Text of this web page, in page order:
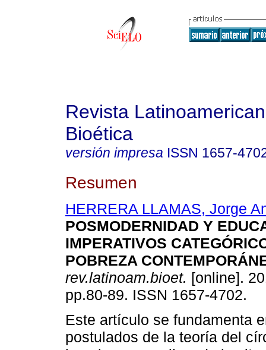
Revista
Bioética
versión impresa ISSN 1657-
Resumen
HERRERA LLAMAS, Jorge
POSMODERNIDAD Y
IMPERATIVOS
POBREZA
rev.latinoam.bioet. [online].
pp.80-89. ISSN 1657-4702.
Este artículo se fundamenta
postulados de la teoría del